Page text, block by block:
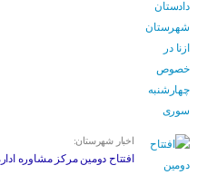
اخبار شهرستان:
افتتاح دومین مرکز مشاوره